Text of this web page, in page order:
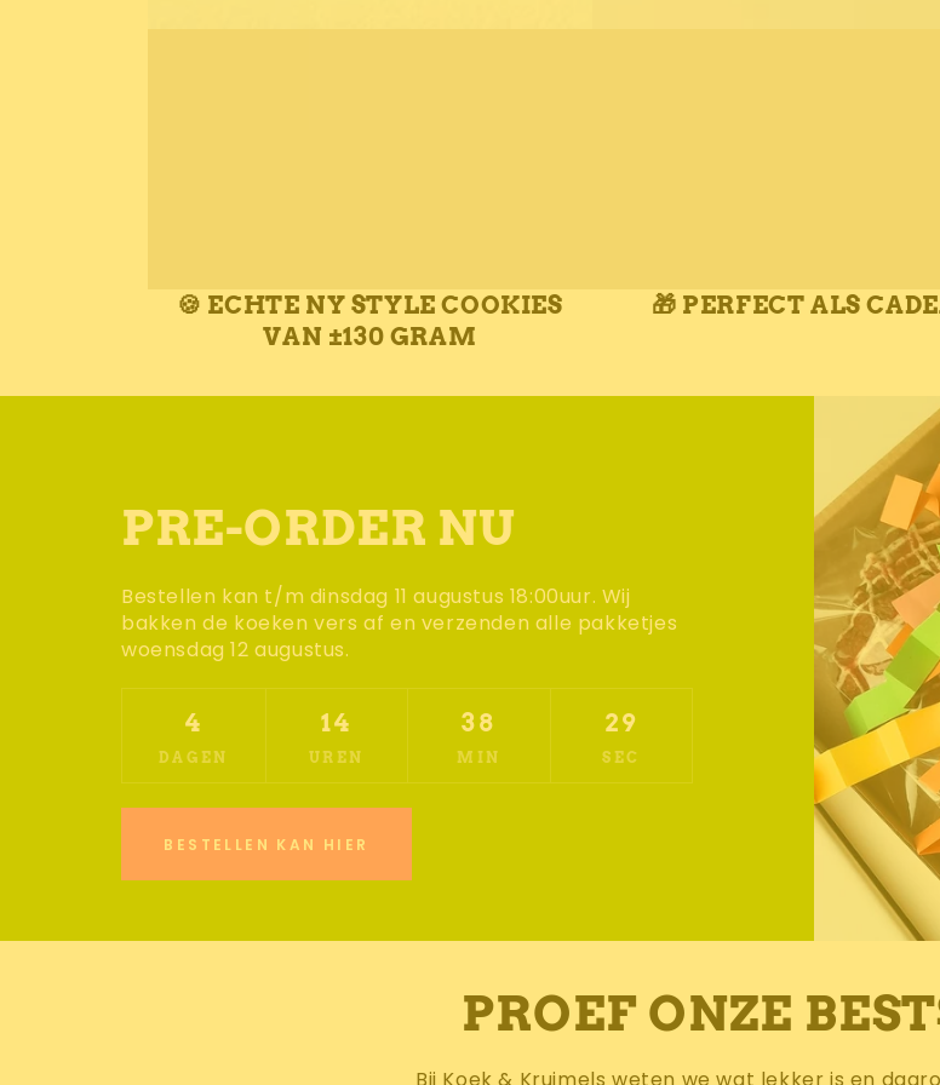
🍪 ECHTE NY STYLE COOKIES
VAN ±130 GRAM
🎁 PERFECT ALS
PRE-ORDER NU
Bestellen kan t/m dinsdag 11 augustus 18:00uur. Wij
bakken de koeken vers af en verzenden alle pakketjes
woensdag 12 augustus.
4
DAGEN
14
UREN
38
MIN
26
SEC
BESTELLEN KAN HIER
PROEF ONZE